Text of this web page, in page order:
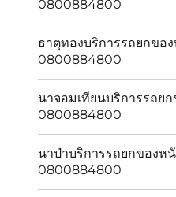
0800884800
ธาตุทองบริการรถยกขอ
0800884800
นาจอมเทียนบริการรถย
0800884800
นาป่าบริการรถยกของห
0800884800